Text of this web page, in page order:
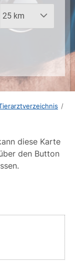
/
diese Karte
den Button